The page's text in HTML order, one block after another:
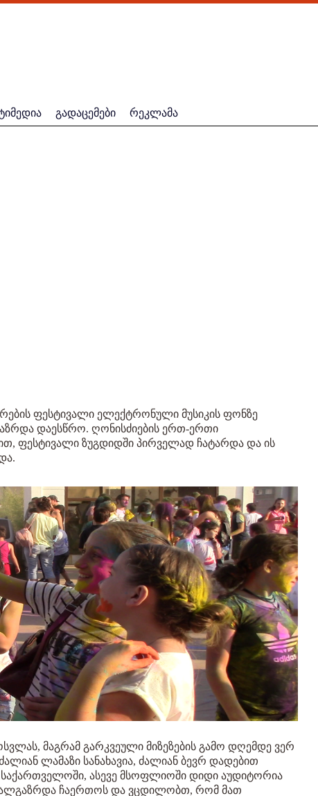
გადაცემები რეკლამა
ფესტივალი ელექტრონული მუსიკის ფონზე
დაესწრო. ღონისძიების ერთ-ერთი
ფესტივალი ზუგდიდში პირველად ჩატარდა და ის
მაგრამ გარკვეული მიზეზების გამო დღემდე ვერ
ლამაზი სანახავია, ძალიან ბევრ დადებით
საქართველოში, ასევე მსოფლიოში დიდი აუდიტორია
ახალგაზრდა ჩაერთოს და ვცდილობთ, რომ მათ